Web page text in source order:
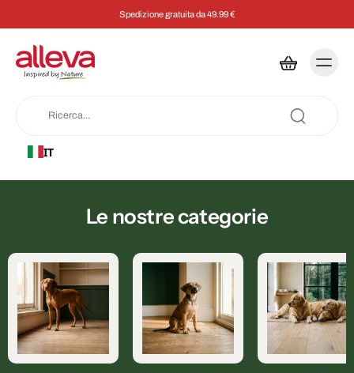
Spedizione gratuita da 49.99 €
IT
Le nostre categorie